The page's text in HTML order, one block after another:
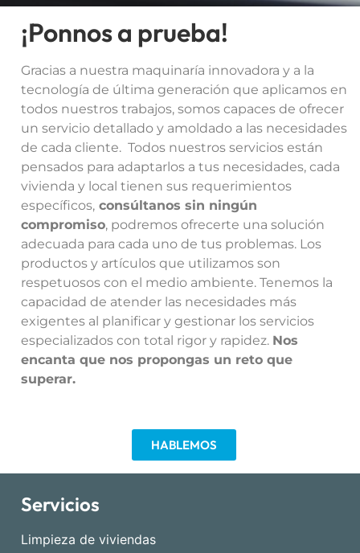
¡Ponnos a prueba!
Gracias a nuestra maquinaría innovadora y a la
tecnología de última generación que aplicamos en
todos nuestros trabajos, somos capaces de ofrecer
un servicio detallado y amoldado a las necesidades
de cada cliente. Todos nuestros servicios están
pensados para adaptarlos a tus necesidades, cada
vivienda y local tienen sus requerimientos
específicos, consúltanos sin ningún
compromiso, podremos ofrecerte una solución
adecuada para cada uno de tus problemas. Los
productos y artículos que utilizamos son
respetuosos con el medio ambiente. Tenemos la
capacidad de atender las necesidades más
exigentes al planificar y gestionar los servicios
especializados con total rigor y rapidez. Nos
encanta que nos propongas un reto que
superar.
HABLEMOS
Servicios
Limpieza de viviendas